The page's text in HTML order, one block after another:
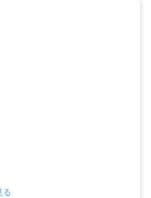
る